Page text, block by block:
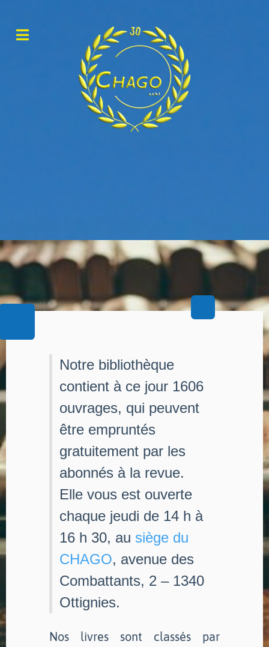
Notre bibliothèque
contient à ce jour 1606
ouvrages, qui peuvent
être empruntés
gratuitement par les
abonnés à la revue.
Elle vous est ouverte
chaque jeudi de 14 h à
16 h 30, au siège du
CHAGO, avenue des
Combattants, 2 – 1340
Ottignies.
Nos livres sont classés par